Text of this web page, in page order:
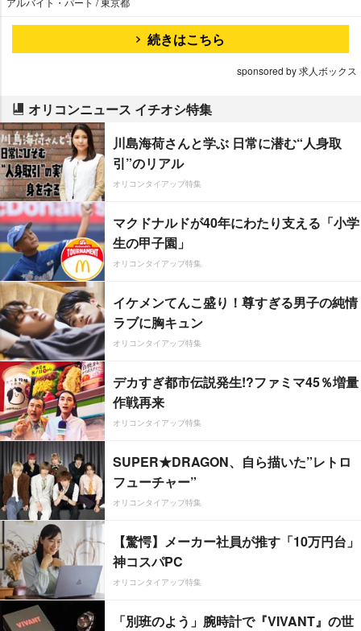
続きはこちら
sponsored by 求人ボックス
オリコンニュース イチオシ特集
川島海荷さんと学ぶ 日常に潜む“人身取
引”のリアル
オリコンタイアップ特集
マクドナルドが40年にわたり支える「小学
生の甲子園」
オリコンタイアップ特集
イケメンてんこ盛り！尊すぎる男子の純情
ラブに胸キュン
オリコンタイアップ特集
デカすぎ都市伝説発生!?ファミマ45％増量
作戦再来
オリコンタイアップ特集
SUPER★DRAGON、自ら描いた”レトロ
フューチャー”
オリコンタイアップ特集
【驚愕】メーカー社員が推す「10万円台」
神コスパPC
オリコンタイアップ特集
「別班のよう」腕時計で『VIVANT』の世